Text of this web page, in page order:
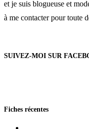
et je suis blogueuse et
à me contacter pour toute
SUIVEZ-MOI SUR
Fiches récentes